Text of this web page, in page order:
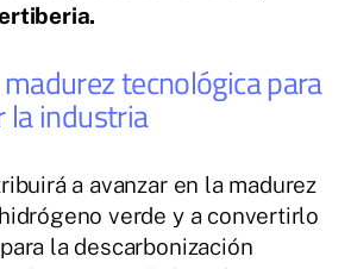
tecnológica para
la industria
a avanzar en la madurez
verde y a convertirlo
la descarbonización